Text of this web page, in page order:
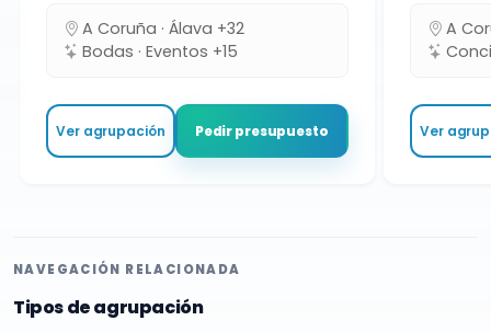
A Coruña · Álava +32
Bodas · Eventos +15
Ver agrupación Pedir presupuesto
A
Ver
NAVEGACIÓN RELACIONADA
Tipos de agrupación